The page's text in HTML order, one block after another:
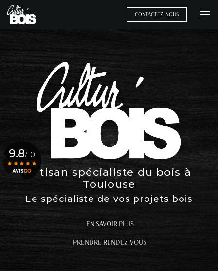
Aller
au
contenu
CONTACTEZ-NOUS
Artisan spécialiste du bois à
Toulouse
Le spécialiste de vos projets bois
EN SAVOIR PLUS
PRENDRE RENDEZ-VOUS
9.8/10